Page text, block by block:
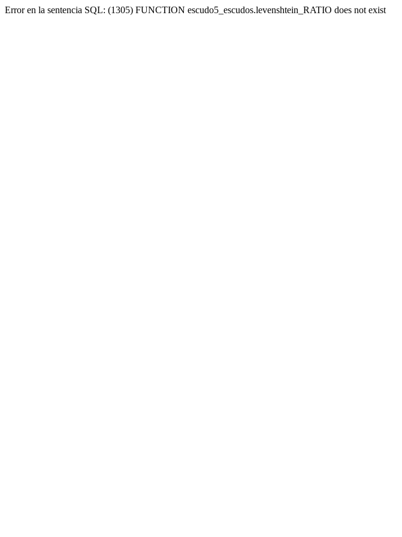
Error en la sentencia SQL: (1305) FUNCTION escudo5_escudos.levenshtein_RATIO does not exist